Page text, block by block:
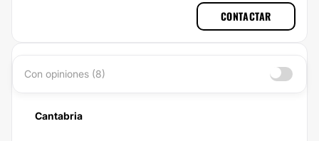
CONTACTAR
Con opiniones (8)
Cantabria